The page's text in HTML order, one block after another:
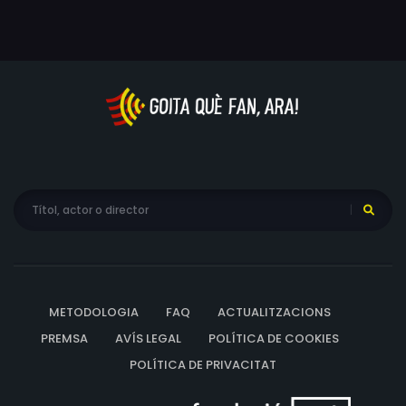
METODOLOGIA FAQ
ACTUALITZACIONS
PREMSA
AVÍS LEGAL
POLÍTICA DE COOKIES
POLÍTICA DE PRIVACITAT